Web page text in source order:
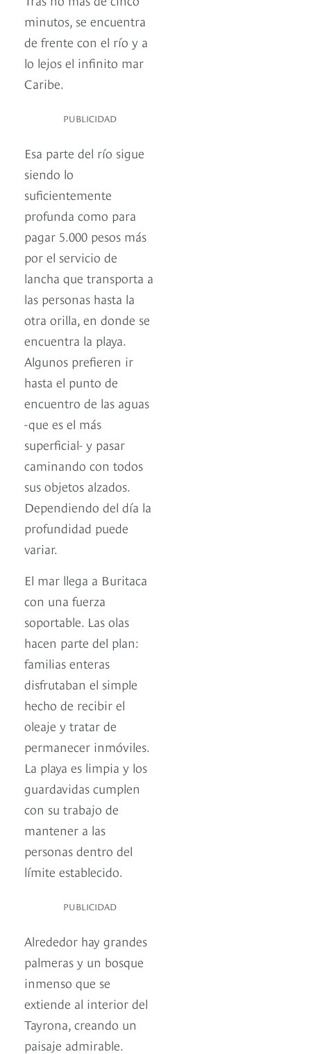
minutos, se encuentra
de frente con el río y a
lo lejos el infinito mar
Caribe.
PUBLICIDAD
Esa parte del río sigue
siendo lo
suficientemente
profunda como para
pagar 5.000 pesos más
por el servicio de
lancha que transporta a
las personas hasta la
otra orilla, en donde se
encuentra la playa.
Algunos prefieren ir
hasta el punto de
encuentro de las aguas
-que es el más
superficial- y pasar
caminando con todos
sus objetos alzados.
Dependiendo del día la
profundidad puede
variar.
El mar llega a Buritaca
con una fuerza
soportable. Las olas
hacen parte del plan:
familias enteras
disfrutaban el simple
hecho de recibir el
oleaje y tratar de
permanecer inmóviles.
La playa es limpia y los
guardavidas cumplen
con su trabajo de
mantener a las
personas dentro del
límite establecido.
PUBLICIDAD
Alrededor hay grandes
palmeras y un bosque
inmenso que se
extiende al interior del
Tayrona, creando un
paisaje admirable.